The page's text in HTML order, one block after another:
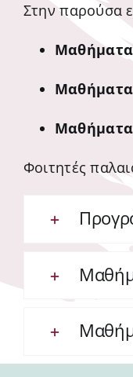
Στην παρούσα
Μαθήματα
Φοιτητές